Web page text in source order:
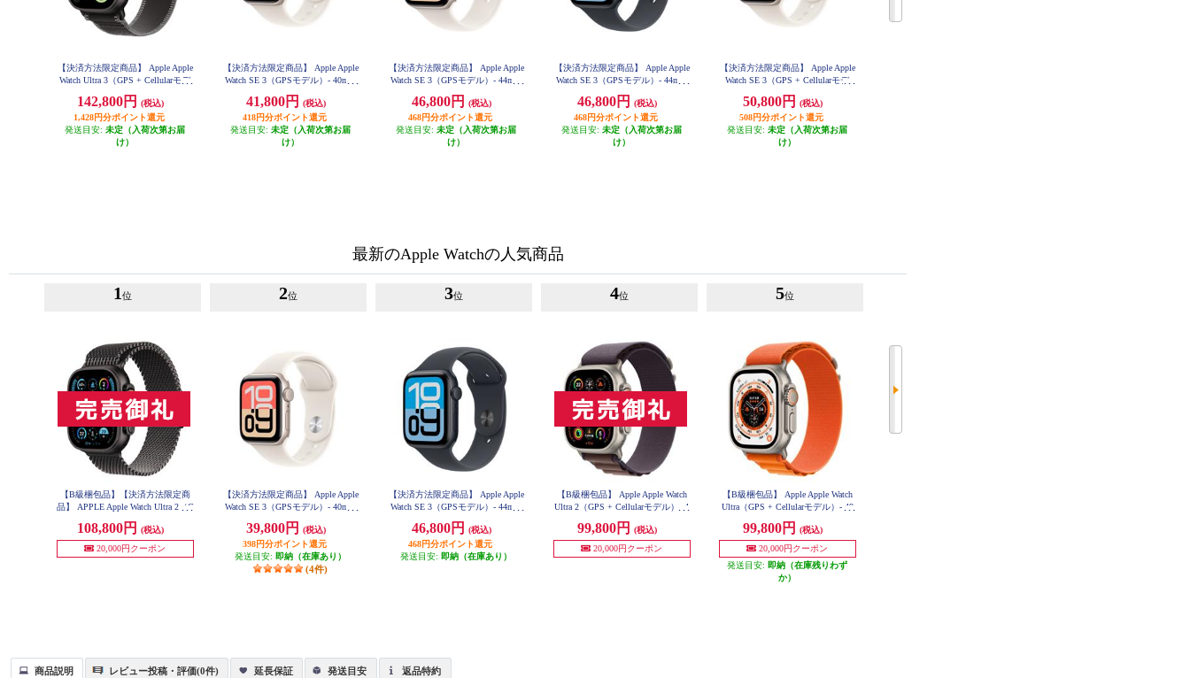
【決済方法限定商品】 Apple Apple
Watch Ultra 3（GPS + Cellularモデ
ースとブラック/チャコールトレイ
ルループ - S/M MF1D4J-A
142,800円
(税込)
1,428円分ポイント還元
発送目安: 未定（入荷次第お届
け）
【決済方法限定商品】 Apple Apple
Watch SE 3（GPSモデル）- 40mm
とスターライトスポーツバンド -
M/L MEH54J-A
41,800円
(税込)
418円分ポイント還元
発送目安: 未定（入荷次第お届
け）
【決済方法限定商品】 Apple Apple
Watch SE 3（GPSモデル）- 44mm
とスターライトスポーツバンド -
S/M MEHG4J-A
46,800円
(税込)
468円分ポイント還元
発送目安: 未定（入荷次第お届
け）
【決済方法限定商品】 Apple Apple
Watch SE 3（GPSモデル）- 44mm
とミッドナイトスポーツバンド -
M/L MEHQ4J-A
46,800円
(税込)
468円分ポイント還元
発送目安: 未定（入荷次第お届
け）
【決済方法限定商品】 Apple Apple
Watch SE 3（GPS + Cellularモデ
ウムケースとスターライトスポー
ツバンド - S/M MEP64J-A
50,800円
(税込)
508円分ポイント還元
発送目安: 未定（入荷次第お届
け）
最新のApple Watchの人気商品
1 位
【B級梱包品】【決済方法限定商
品】 APPLE Apple Watch Ultra 2（G
ックチタニウムケースとブラック
チタニウムミラネーゼループ - L
MX5V3J-A
108,800円
(税込)
20,000円クーポン
2位
【決済方法限定商品】 Apple Apple
Watch SE 3（GPSモデル）- 40mm
とスターライトスポーツバンド -
S/M MEH34J-A
39,800円
(税込)
398円分ポイント還元
発送目安: 即納（在庫あり）
(4件)
3位
【決済方法限定商品】 Apple Apple
Watch SE 3（GPSモデル）- 44mm
とミッドナイトスポーツバンド -
S/M MEHN4J-A
46,800円
(税込)
468円分ポイント還元
発送目安: 即納（在庫あり）
4位
【B級梱包品】 Apple Apple Watch
Ultra 2（GPS + Cellularモデル）- 4
ゴアルパインループ - S【2023年9
月モデル】 MRER3J-A
99,800円
(税込)
20,000円クーポン
5位
【B級梱包品】 Apple Apple Watch
Ultra（GPS + Cellularモデル）- 49
アルパインループ - S【2022年9月
モデル】 MNHH3J-A
99,800円
(税込)
20,000円クーポン
発送目安: 即納（在庫残りわず
か）
商品説明 レビュー投稿・評価(0件) 延長保証 発送目安 返品特約